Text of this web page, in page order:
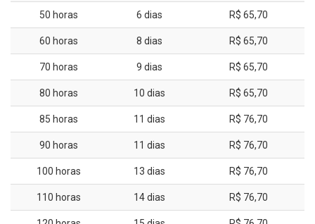
50 horas 6 dias R$ 65,70
60 horas 8 dias R$ 65,70
70 horas 9 dias R$ 65,70
80 horas 10 dias R$ 65,70
85 horas 11 dias R$ 76,70
90 horas 11 dias R$ 76,70
100 horas 13 dias R$ 76,70
110 horas 14 dias R$ 76,70